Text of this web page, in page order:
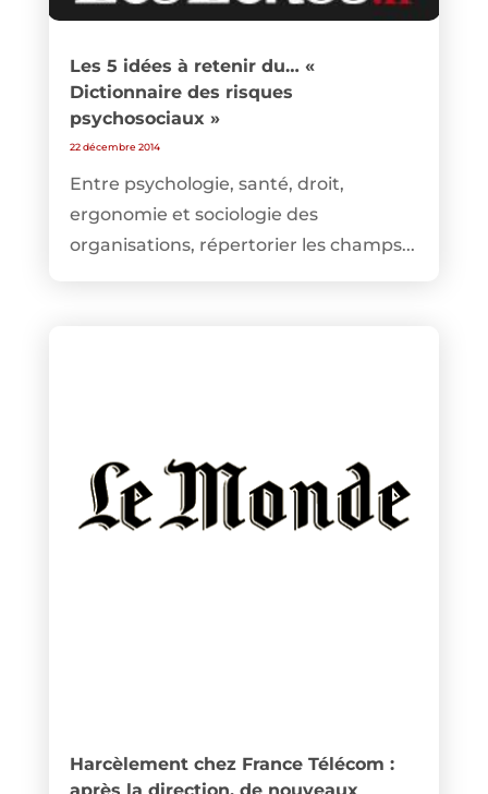
Les 5 idées à retenir du… «
Dictionnaire des risques
psychosociaux »
22 décembre 2014
Entre psychologie, santé, droit,
ergonomie et sociologie des
organisations, répertorier les champs...
Harcèlement chez France Télécom :